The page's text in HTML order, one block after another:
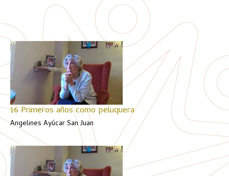
16 Primeros años como peluquera
Angelines Ayúcar San Juan